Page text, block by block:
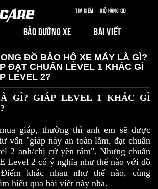
Tìm kiếm Giỏ hàng (0)
BẢO DƯỠNG XE BÀI VIẾT
ĐỒ BẢO HỘ XE MÁY LÀ GÌ?
ĐẠT CHUẨN LEVEL 1 KHÁC GÌ
LEVEL 2?
GÌ? GIÁP LEVEL 1 KHÁC GÌ
giáp, thường thì anh em sẽ được
vấn "giáp này an toàn lắm, đạt chuẩn
2 anh/chị cứ yên tâm". Nhưng chuẩn
Level 2 có ý nghĩa như thế nào với đồ
khác nhau như thế nào, cùng
hiểu qua bài viết này nha.